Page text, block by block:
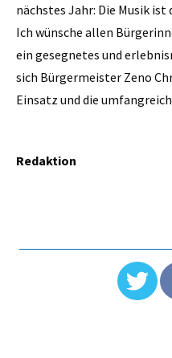
nächstes Jahr: Die Musik ist
Ich wünsche allen
ein gesegnetes und
sich Bürgermeister Zeno
Einsatz und die
Redaktion